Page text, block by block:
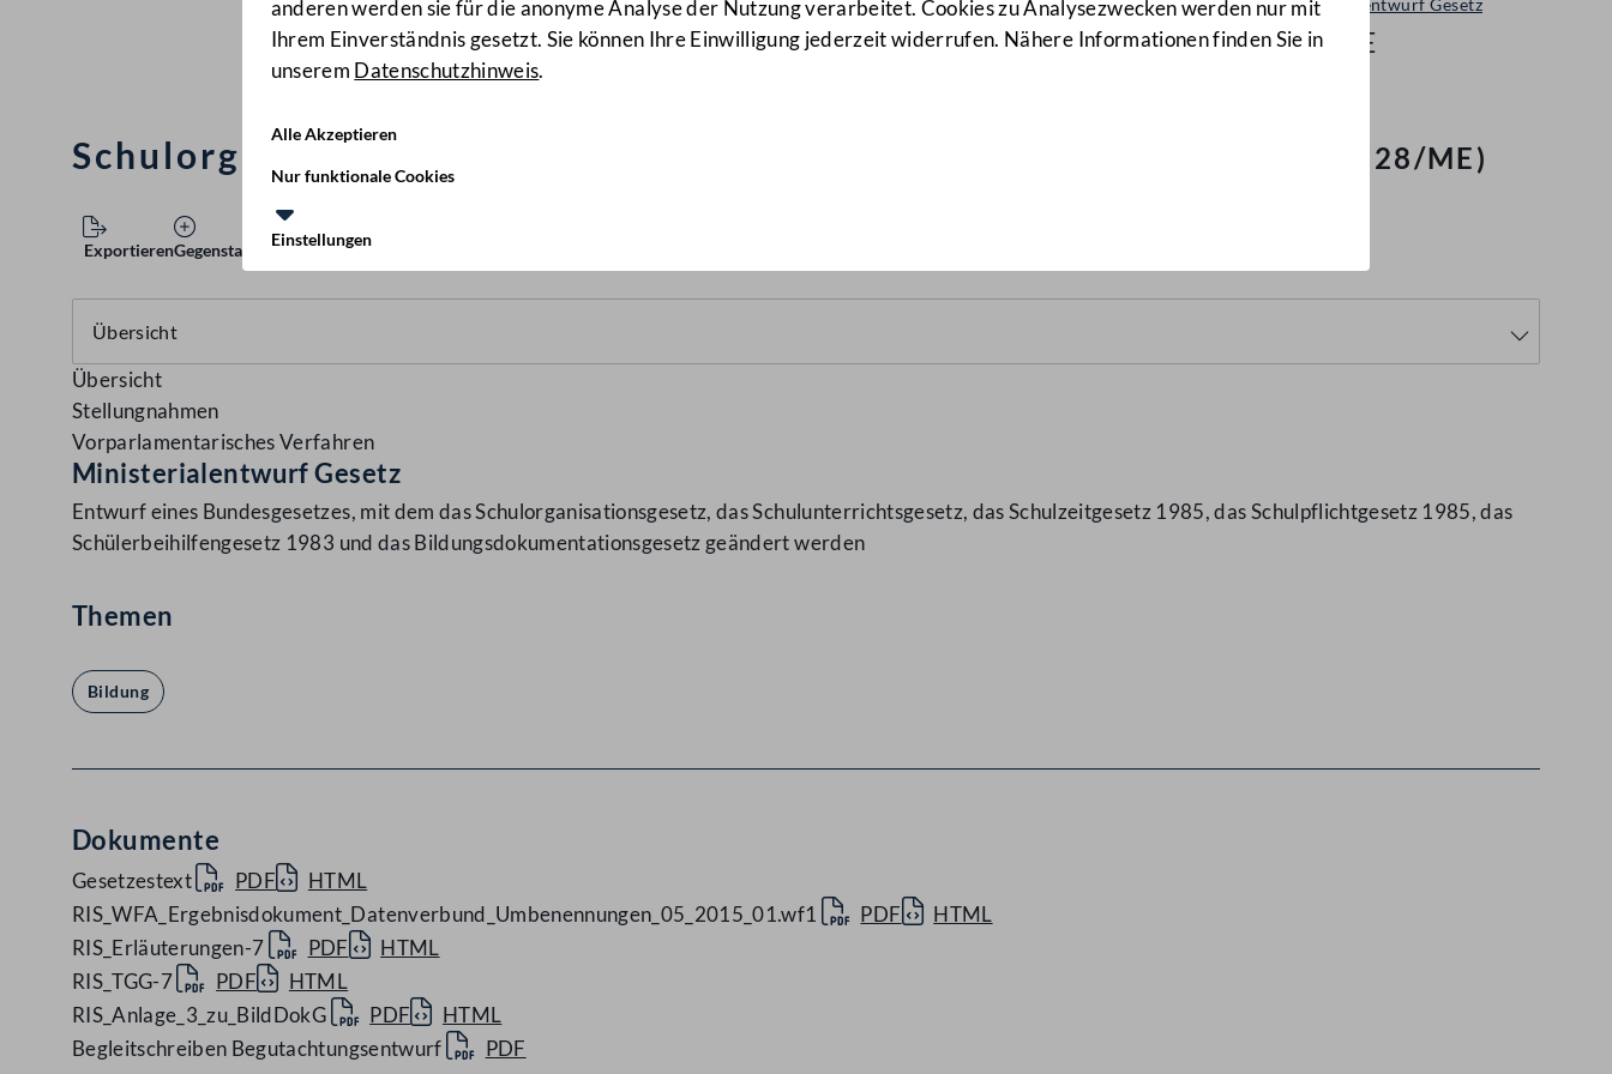
anderen werden sie für die anonyme Analyse der Nutzung verarbeitet. Cookies zu Analysezwecken werden nur mit
Ihrem Einverständnis gesetzt. Sie können Ihre Einwilligung jederzeit widerrufen. Nähere Informationen finden Sie in
unserem Datenschutzhinweis.
Alle Akzeptieren
Nur funktionale Cookies
Einstellungen
Ministerialentwurf Gesetz
128/ME
Schulorganisationsgesetz, Schulunterrichtsgesetz u.a., Änderung (128/ME)
ExportierenGegenstand speichern
Übersicht
Stellungnahmen
Vorparlamentarisches Verfahren
Ministerialentwurf Gesetz
Entwurf eines Bundesgesetzes, mit dem das Schulorganisationsgesetz, das Schulunterrichtsgesetz, das Schulzeitgesetz 1985, das Schulpflichtgesetz 1985, das
Schülerbeihilfengesetz 1983 und das Bildungsdokumentationsgesetz geändert werden
Themen
Bildung
Dokumente
Gesetzestext PDF
HTML
RIS_WFA_Ergebnisdokument_Datenverbund_Umbenennungen_05_2015_01.wf1
PDF
HTML
RIS_Erläuterungen-7
PDF
HTML
RIS_TGG-7
PDF
HTML
RIS_Anlage_3_zu_BildDokG
PDF
HTML
Begleitschreiben Begutachtungsentwurf
PDF